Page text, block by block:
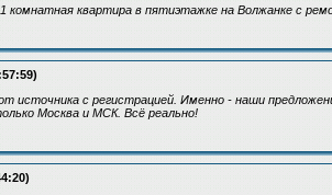
комнатная квартира в пятиэтажке на Волжанке с
источника с регистрацией. Именно - наши
Москва и МСК. Всё реально!